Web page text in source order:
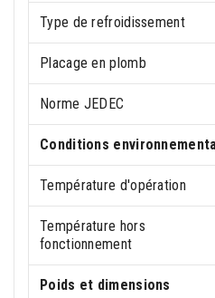
Type de refroidissement
Placage en plomb
Norme JEDEC
Conditions
Température d'opération
Température hors
fonctionnement
Poids et dimensions